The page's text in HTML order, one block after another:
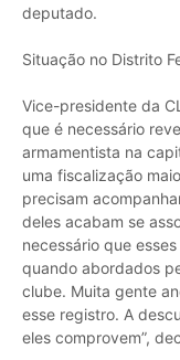
deputado.
Situação no Distrito
Vice-presidente da
que é necessário
armamentista na
uma fiscalização
precisam
deles acabam se
necessário que
quando abordados
clube. Muita gente
esse registro. A
eles comprovem”,